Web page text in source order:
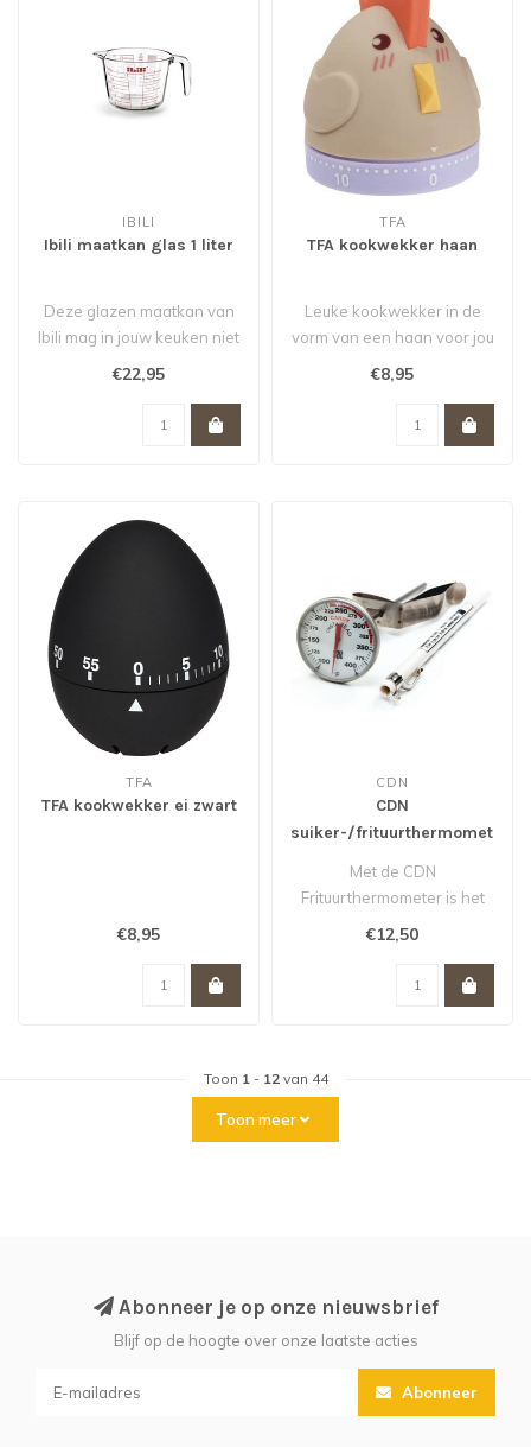
IBILI
Ibili maatkan glas 1 liter
Deze glazen maatkan van
Ibili mag in jouw keuken niet
ontbreken. Inhoud 1 liter...
€22,95
TFA
TFA kookwekker haan
Leuke kookwekker in de
vorm van een haan voor jou
of je kind...
€8,95
TFA
TFA kookwekker ei zwart
€8,95
CDN
CDN
suiker-/frituurthermometer
Met de CDN
Frituurthermometer is het
€12,50
Toon 1 - 12van 44
Toon meer
Abonneer je op onze nieuwsbrief
Blijf op de hoogte over onze laatste acties
Abonneer